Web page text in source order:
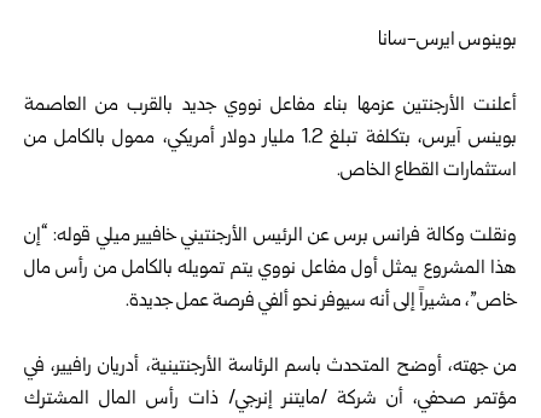
بوينوس ايرس-سانا
أعلنت الأرجنتين عزمها بناء مفاعل نووي جديد بالقرب من العاصمة
بوينس آيرس، بتكلفة تبلغ 1.2 مليار دولار أمريكي، ممول بالكامل من
استثمارات القطاع الخاص.
ونقلت وكالة فرانس برس عن الرئيس الأرجنتيني خافيير ميلي قوله: “إن
هذا المشروع يمثل أول مفاعل نووي يتم تمويله بالكامل من رأس مال
خاص”، مشيراً إلى أنه سيوفر نحو ألفي فرصة عمل جديدة.
من جهته، أوضح المتحدث باسم الرئاسة الأرجنتينية، أدريان رافيير، في
مؤتمر صحفي، أن شركة /مايتنر إنرجي/ ذات رأس المال المشترك